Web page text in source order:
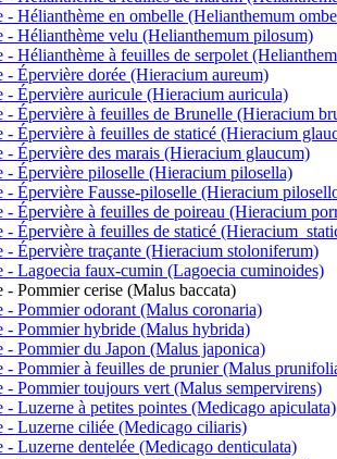
- Hélianthème en ombelle (Helianthemum
- Hélianthème velu (Helianthemum pilosum)
- Hélianthème à feuilles de serpolet
- Épervière dorée (Hieracium aureum)
- Épervière auricule (Hieracium auricula)
- Épervière à feuilles de Brunelle (Hieracium
- Épervière à feuilles de staticé (Hieracium
- Épervière des marais (Hieracium glaucum)
- Épervière piloselle (Hieracium pilosella)
- Épervière Fausse-piloselle (Hieracium
- Épervière à feuilles de poireau (Hieracium
- Épervière à feuilles de staticé
- Épervière traçante (Hieracium stoloniferum)
- Lagoecia faux-cumin (Lagoecia cuminoides)
- Pommier cerise (Malus baccata)
- Pommier odorant (Malus coronaria)
- Pommier hybride (Malus hybrida)
- Pommier du Japon (Malus japonica)
- Pommier à feuilles de prunier (Malus
- Pommier toujours vert (Malus sempervirens)
- Luzerne à petites pointes (Medicago apiculata)
- Luzerne ciliée (Medicago ciliaris)
- Luzerne dentelée (Medicago denticulata)